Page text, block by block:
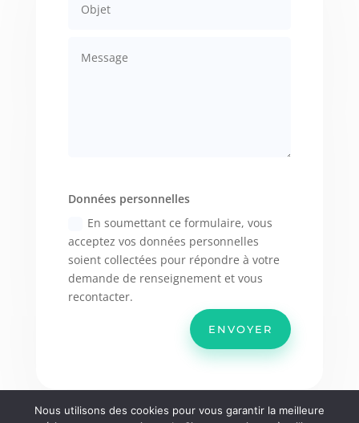
Données personnelles
En soumettant ce formulaire, vous
acceptez vos données personnelles
soient collectées pour répondre à votre
demande de renseignement et vous
recontacter.
ENVOYER
Nous utilisons des cookies pour vous garantir la meilleure